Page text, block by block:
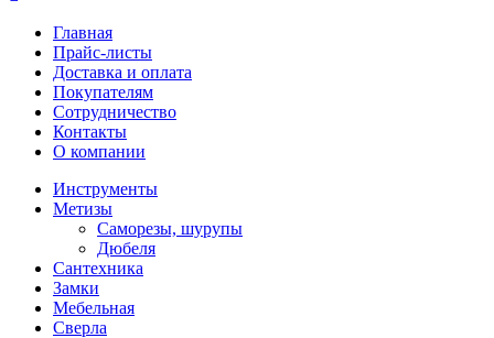
Главная
Прайс-листы
Доставка и оплата
Покупателям
Сотрудничество
Контакты
О компании
Инструменты
Метизы
Саморезы, шурупы
Дюбеля
Сантехника
Замки
Мебельная
Сверла